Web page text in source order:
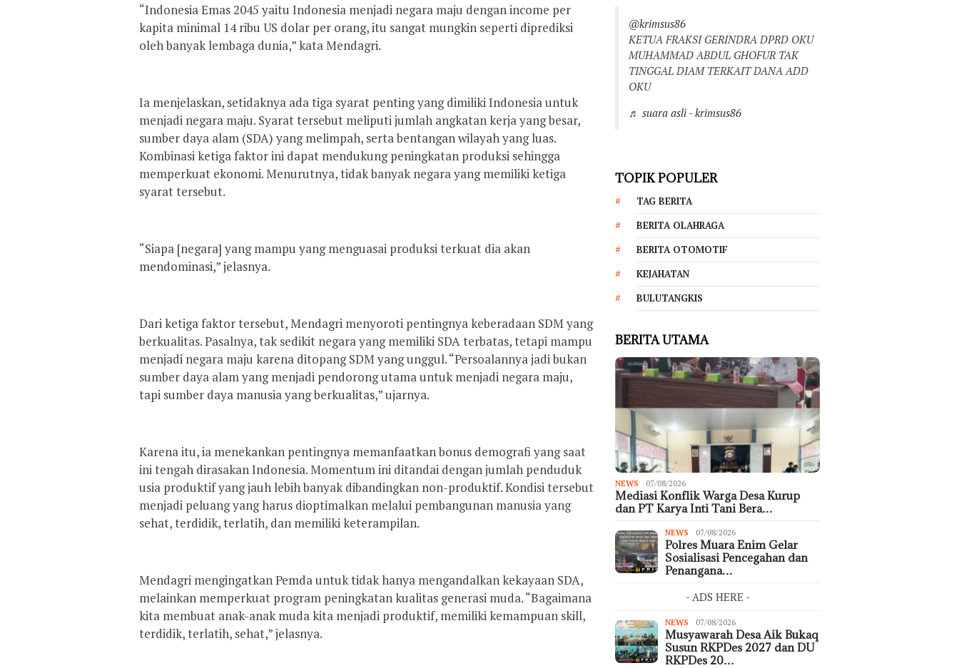
“Indonesia Emas 2045 yaitu Indonesia menjadi negara maju dengan income per
kapita minimal 14 ribu US dolar per orang, itu sangat mungkin seperti diprediksi
oleh banyak lembaga dunia,” kata Mendagri.
Ia menjelaskan, setidaknya ada tiga syarat penting yang dimiliki Indonesia untuk
menjadi negara maju. Syarat tersebut meliputi jumlah angkatan kerja yang besar,
sumber daya alam (SDA) yang melimpah, serta bentangan wilayah yang luas.
Kombinasi ketiga faktor ini dapat mendukung peningkatan produksi sehingga
memperkuat ekonomi. Menurutnya, tidak banyak negara yang memiliki ketiga
syarat tersebut.
“Siapa [negara] yang mampu yang menguasai produksi terkuat dia akan
mendominasi,” jelasnya.
Dari ketiga faktor tersebut, Mendagri menyoroti pentingnya keberadaan SDM yang
berkualitas. Pasalnya, tak sedikit negara yang memiliki SDA terbatas, tetapi mampu
menjadi negara maju karena ditopang SDM yang unggul. “Persoalannya jadi bukan
sumber daya alam yang menjadi pendorong utama untuk menjadi negara maju,
tapi sumber daya manusia yang berkualitas,” ujarnya.
Karena itu, ia menekankan pentingnya memanfaatkan bonus demografi yang saat
ini tengah dirasakan Indonesia. Momentum ini ditandai dengan jumlah penduduk
usia produktif yang jauh lebih banyak dibandingkan non-produktif. Kondisi tersebut
menjadi peluang yang harus dioptimalkan melalui pembangunan manusia yang
sehat, terdidik, terlatih, dan memiliki keterampilan.
Mendagri mengingatkan Pemda untuk tidak hanya mengandalkan kekayaan SDA,
melainkan memperkuat program peningkatan kualitas generasi muda. “Bagaimana
kita membuat anak-anak muda kita menjadi produktif, memiliki kemampuan skill,
terdidik, terlatih, sehat,” jelasnya.
@krimsus86
KETUA FRAKSI GERINDRA DPRD OKU
MUHAMMAD ABDUL GHOFUR TAK
TINGGAL DIAM TERKAIT DANA ADD
OKU
♬ suara asli - krimsus86
TOPIK POPULER
TAG BERITA
BERITA OLAHRAGA
BERITA OTOMOTIF
KEJAHATAN
BULUTANGKIS
BERITA UTAMA
NEWS 07/08/2026
Mediasi Konflik Warga Desa Kurup
dan PT Karya Inti Tani Bera…
NEWS 07/08/2026
Polres Muara Enim Gelar
Sosialisasi Pencegahan dan
Penangana…
- ADS HERE -
NEWS 07/08/2026
Musyawarah Desa Aik Bukaq
Susun RKPDes 2027 dan DU
RKPDes 20…